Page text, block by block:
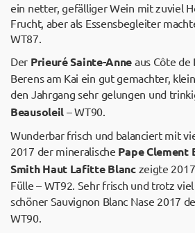
ein netter, gefälliger Wein mit zuviel
Frucht, aber als Essensbegleiter
WT87.
Der Prieuré Sainte-Anne aus Côte de
Berens am Kai ein gut gemachter,
den Jahrgang sehr gelungen und
Beausoleil – WT90.
Wunderbar frisch und balanciert mit
2017 der mineralische Pape Clement
Smith Haut Lafitte Blanczeigte
Fülle – WT92. Sehr frisch und trotz
schöner Sauvignon Blanc Nase 2017
WT90.